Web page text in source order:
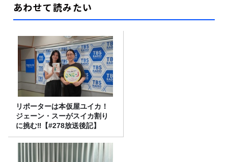
あわせて読みたい
リポーターは本仮屋ユイカ！
ジェーン・スーがスイカ割り
に挑む‼【#278放送後記】